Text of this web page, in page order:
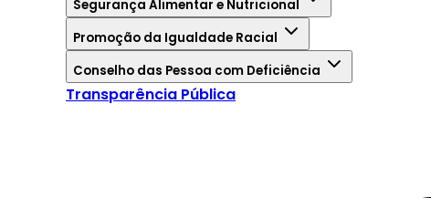
Segurança Alimentar e Nutricional
Promoção da Igualdade Racial
Conselho das Pessoa com Deficiência
Transparência Pública